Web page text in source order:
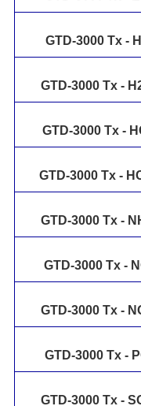
GTD-3000 Tx -
GTD-3000 Tx -
GTD-3000 Tx -
GTD-3000 Tx -
GTD-3000 Tx -
GTD-3000 Tx -
GTD-3000 Tx -
GTD-3000 Tx -
GTD-3000 Tx -